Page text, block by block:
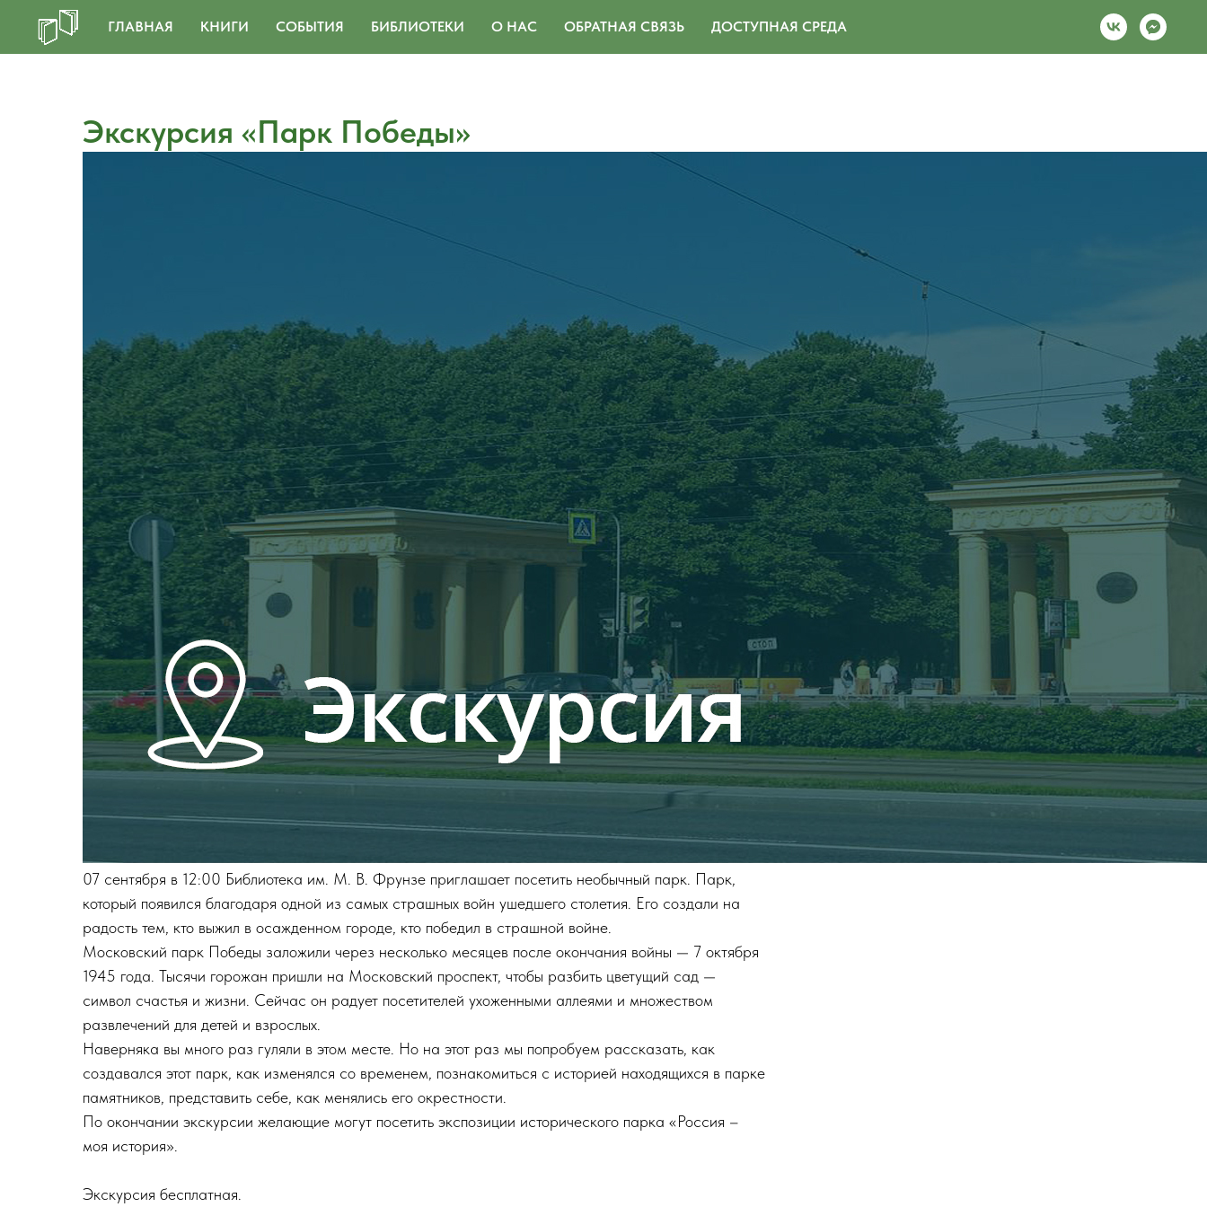
ГЛАВНАЯ КНИГИ СОБЫТИЯ БИБЛИОТЕКИ О НАС ОБРАТНАЯ СВЯЗЬ ДОСТУПНАЯ СРЕДА
Экскурсия «Парк Победы»
07 сентября в 12:00 Библиотека им. М. В. Фрунзе приглашает посетить необычный парк. Парк,
который появился благодаря одной из самых страшных войн ушедшего столетия. Его создали на
радость тем, кто выжил в осажденном городе, кто победил в страшной войне.
Московский парк Победы заложили через несколько месяцев после окончания войны — 7 октября
1945 года. Тысячи горожан пришли на Московский проспект, чтобы разбить цветущий сад —
символ счастья и жизни. Сейчас он радует посетителей ухоженными аллеями и множеством
развлечений для детей и взрослых.
Наверняка вы много раз гуляли в этом месте. Но на этот раз мы попробуем рассказать, как
создавался этот парк, как изменялся со временем, познакомиться с историей находящихся в парке
памятников, представить себе, как менялись его окрестности.
По окончании экскурсии желающие могут посетить экспозиции исторического парка «Россия –
моя история».
Экскурсия бесплатная.